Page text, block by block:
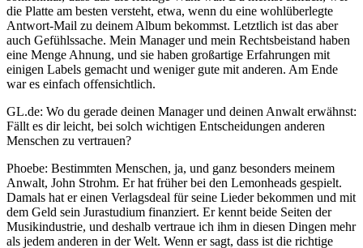
die Platte am besten versteht, etwa, wenn du eine wohlüberlegte
Antwort-Mail zu deinem Album bekommst. Letztlich ist das aber
auch Gefühlssache. Mein Manager und mein Rechtsbeistand haben
eine Menge Ahnung, und sie haben großartige Erfahrungen mit
einigen Labels gemacht und weniger gute mit anderen. Am Ende
war es einfach offensichtlich.
GL.de: Wo du gerade deinen Manager und deinen Anwalt erwähnst:
Fällt es dir leicht, bei solch wichtigen Entscheidungen anderen
Menschen zu vertrauen?
Phoebe: Bestimmten Menschen, ja, und ganz besonders meinem
Anwalt, John Strohm. Er hat früher bei den Lemonheads gespielt.
Damals hat er einen Verlagsdeal für seine Lieder bekommen und mit
dem Geld sein Jurastudium finanziert. Er kennt beide Seiten der
Musikindustrie, und deshalb vertraue ich ihm in diesen Dingen mehr
als jedem anderen in der Welt. Wenn er sagt, dass ist die richtige